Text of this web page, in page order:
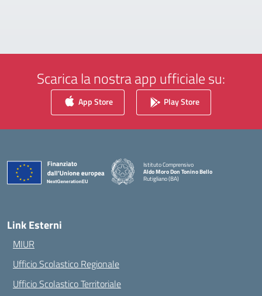
Scarica la nostra app ufficiale su:
App Store Play Store
Istituto Comprensivo
Aldo Moro Don Tonino Bello
Rutigliano (BA)
— Visita la pagina iniziale della scuola
Link Esterni
MIUR
Ufficio Scolastico Regionale
Ufficio Scolastico Territoriale